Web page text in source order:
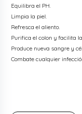
Equilibra el PH.
Limpia la piel.
Refresca el aliento.
Purifica el colon y facilita
Produce nueva sangre y
Combate cualquier